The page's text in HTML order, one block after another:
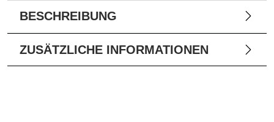
BESCHREIBUNG
ZUSÄTZLICHE INFORMATIONEN